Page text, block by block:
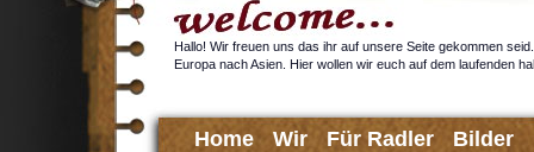
Home Wir Für Radler Bilder
Hallo! Wir freuen uns das ihr auf unsere Seite gekommen
Europa nach Asien. Hier wollen wir euch auf dem laufenden